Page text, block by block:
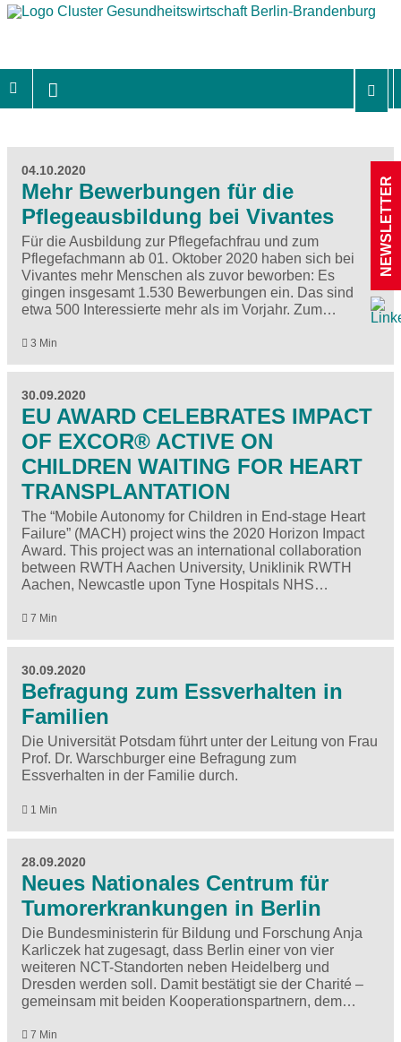
04.10.2020
Mehr Bewerbungen für die
Pflegeausbildung bei Vivantes
Für die Ausbildung zur Pflegefachfrau und zum
Pflegefachmann ab 01. Oktober 2020 haben sich bei
Vivantes mehr Menschen als zuvor beworben: Es
gingen insgesamt 1.530 Bewerbungen ein. Das sind
etwa 500 Interessierte mehr als im Vorjahr. Zum…
3 Min
30.09.2020
EU AWARD CELEBRATES IMPACT
OF EXCOR® ACTIVE ON
CHILDREN WAITING FOR HEART
TRANSPLANTATION
The “Mobile Autonomy for Children in End-stage Heart
Failure” (MACH) project wins the 2020 Horizon Impact
Award. This project was an international collaboration
between RWTH Aachen University, Uniklinik RWTH
Aachen, Newcastle upon Tyne Hospitals NHS…
7 Min
30.09.2020
Befragung zum Essverhalten in
Familien
Die Universität Potsdam führt unter der Leitung von Frau
Prof. Dr. Warschburger eine Befragung zum
Essverhalten in der Familie durch.
1 Min
28.09.2020
Neues Nationales Centrum für
Tumorerkrankungen in Berlin
Die Bundesministerin für Bildung und Forschung Anja
Karliczek hat zugesagt, dass Berlin einer von vier
weiteren NCT-Standorten neben Heidelberg und
Dresden werden soll. Damit bestätigt sie der Charité –
gemeinsam mit beiden Kooperationspartnern, dem…
7 Min
NEWSLETTER